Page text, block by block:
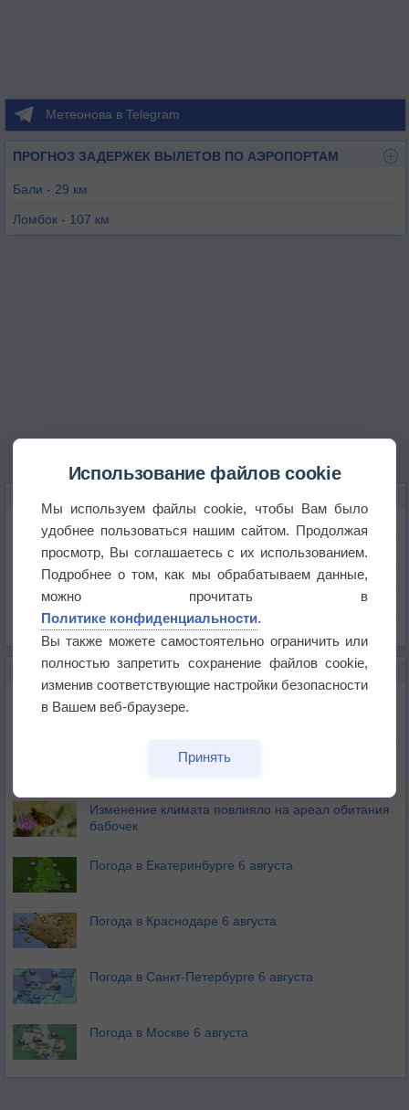
Метеонова в Telegram
ПРОГНОЗ ЗАДЕРЖЕК ВЫЛЕТОВ ПО АЭРОПОРТАМ
Бали - 29 км
Ломбок - 107 км
Температура
Давление
Осадки
Облачность
Список всех карт
НОВОЕ О ПОГОДЕ
Атмосфера начала замерзать
В Приморье обнаружены морские волны тепла
Изменение климата повлияло на ареал обитания
бабочек
Погода в Екатеринбурге 6 августа
Погода в Краснодаре 6 августа
Погода в Санкт-Петербурге 6 августа
Погода в Москве 6 августа
Использование файлов cookie
Мы используем файлы cookie, чтобы Вам было
удобнее пользоваться нашим сайтом. Продолжая
просмотр, Вы соглашаетесь с их использованием.
Подробнее о том, как мы обрабатываем данные,
можно прочитать в
Политике конфиденциальности.
Вы также можете самостоятельно ограничить или
полностью запретить сохранение файлов cookie,
изменив соответствующие настройки безопасности
в Вашем веб-браузере.
Принять